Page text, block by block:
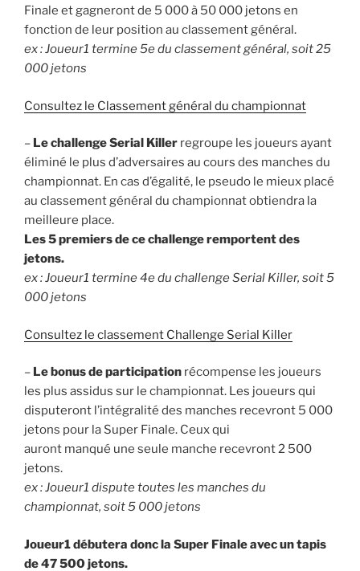
Finale et gagneront de 5 000 à 50 000 jetons en
fonction de leur position au classement général.
ex : Joueur1 termine 5e du classement général, soit 25
000 jetons
Consultez le Classement général du championnat
– Le challenge Serial Killer regroupe les joueurs ayant
éliminé le plus d’adversaires au cours des manches du
championnat. En cas d’égalité, le pseudo le mieux placé
au classement général du championnat obtiendra la
meilleure place.
Les 5 premiers de ce challenge remportent des
jetons.
ex : Joueur1 termine 4e du challenge Serial Killer, soit 5
000 jetons
Consultez le classement Challenge Serial Killer
– Le bonus de participation récompense les joueurs
les plus assidus sur le championnat. Les joueurs qui
disputeront l’intégralité des manches recevront 5 000
jetons pour la Super Finale. Ceux qui
auront manqué une seule manche recevront 2 500
jetons.
ex : Joueur1 dispute toutes les manches du
championnat, soit 5 000 jetons
Joueur1 débutera donc la Super Finale avec un tapis
de 47 500 jetons.